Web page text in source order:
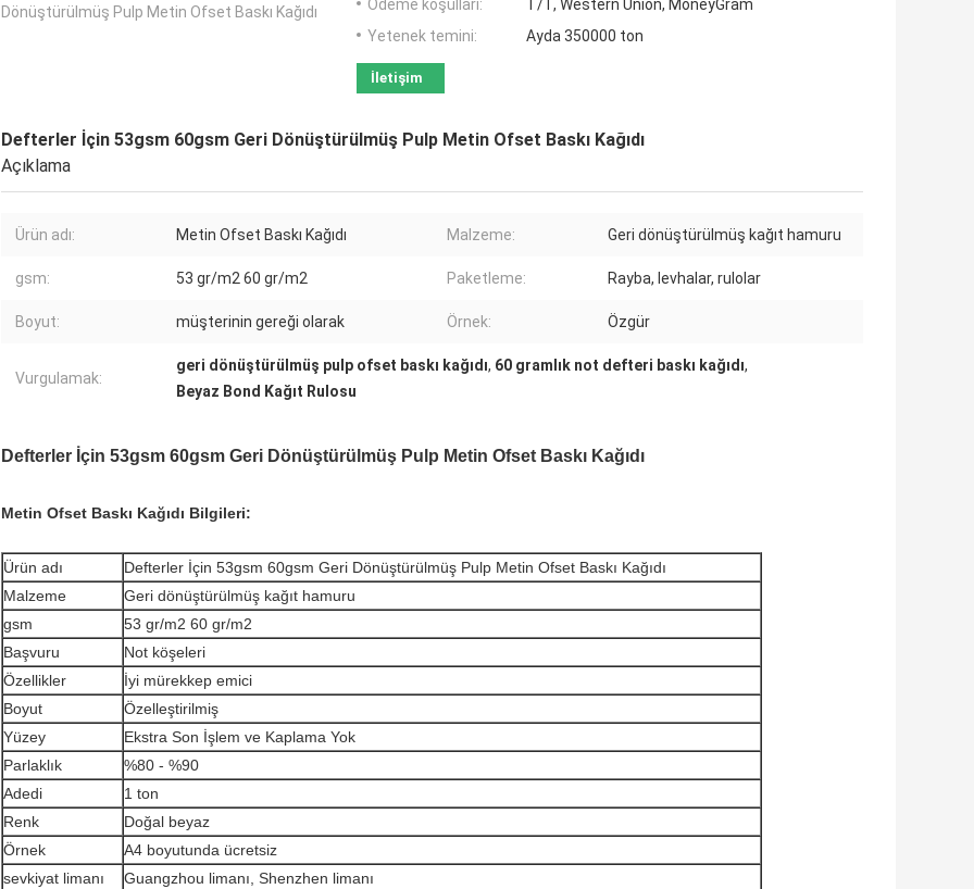
Dönüştürülmüş Pulp Metin Ofset Baskı Kağıdı
Ödeme koşulları:
T/T, Western Union, MoneyGram
Yetenek temini:
Ayda 350000 ton
İletişim
Defterler İçin 53gsm 60gsm Geri Dönüştürülmüş Pulp Metin Ofset Baskı Kağıdı
Açıklama
Ürün adı: Metin Ofset Baskı Kağıdı Malzeme: Geri dönüştürülmüş kağıt hamuru
gsm: 53 gr/m2 60 gr/m2 Paketleme: Rayba, levhalar, rulolar
Boyut: müşterinin gereği olarak Örnek: Özgür
Vurgulamak:
geri dönüştürülmüş pulp ofset baskı kağıdı, 60 gramlık not defteri baskı kağıdı,
Beyaz Bond Kağıt Rulosu
Defterler İçin 53gsm 60gsm Geri Dönüştürülmüş Pulp Metin Ofset Baskı Kağıdı
Metin Ofset Baskı Kağıdı Bilgileri:
Ürün adı
Defterler İçin 53gsm 60gsm Geri Dönüştürülmüş Pulp Metin Ofset Baskı Kağıdı
Malzeme
Geri dönüştürülmüş kağıt hamuru
gsm
53 gr/m2 60 gr/m2
Başvuru
Not köşeleri
Özellikler
İyi mürekkep emici
Boyut
Özelleştirilmiş
Yüzey
Ekstra Son İşlem ve Kaplama Yok
Parlaklık
%80 - %90
Adedi
1 ton
Renk
Doğal beyaz
Örnek
A4 boyutunda ücretsiz
sevkiyat limanı
Guangzhou limanı, Shenzhen limanı